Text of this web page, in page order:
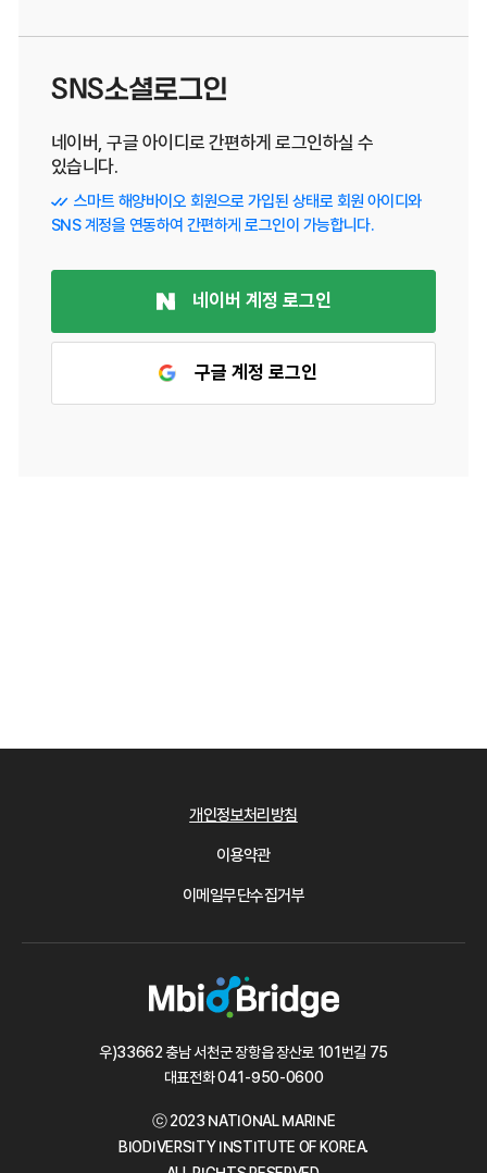
SNS소셜로그인
네이버, 구글 아이디로 간편하게 로그인하실 수
있습니다.
스마트 해양바이오 회원으로 가입된 상태로 회원 아이디와
SNS 계정을 연동하여 간편하게 로그인이 가능합니다.
네이버 계정 로그인
구글 계정 로그인
개인정보처리방침
이용약관
이메일무단수집거부
우)33662 충남 서천군 장항읍 장산로 101번길 75
대표전화041-950-0600
ⓒ 2023 NATIONAL MARINE
BIODIVERSITY INSTITUTE OF KOREA.